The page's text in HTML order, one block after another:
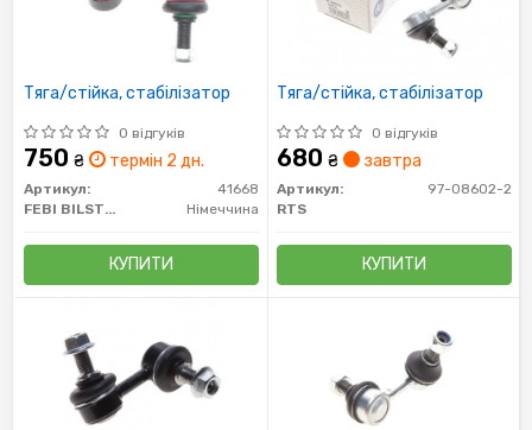
Тяга/стійка, стабілізатор
0 відгуків
750 ₴ термін 2 дн.
Артикул:
41668
FEBI BILSTEIN
Німеччина
КУПИТИ
Тяга/стійка, стабілізатор
0 відгуків
680 ₴ завтра
Артикул:
97-08602-2
RTS
КУПИТИ